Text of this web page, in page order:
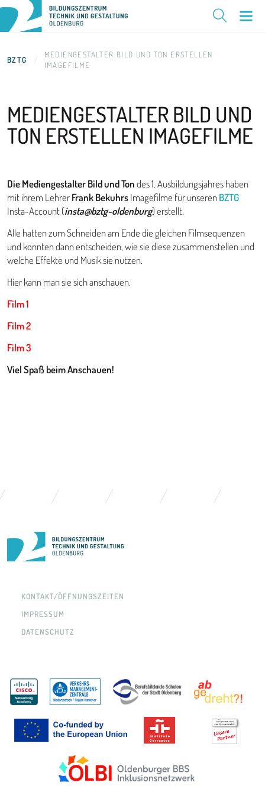
BZTG
MEDIENGESTALTER BILD UND TON ERSTELLEN
IMAGEFILME
MEDIENGESTALTER BILD UND
TON ERSTELLEN IMAGEFILME
Die Mediengestalter Bild und Tondes 1. Ausbildungsjahres haben
mit ihrem LehrerFrank BekuhrsImagefilme für unserenBZTG
Insta-Account (insta@bztg-oldenburg) erstellt.
Alle hatten zum Schneiden am Ende die gleichen Filmsequenzen
und konnten dann entscheiden, wie sie diese zusammenstellen und
welche Effekte und Musik sie nutzen.
Hier kann man sie sich anschauen.
Film 1
Film 2
Film 3
Viel Spaß beim Anschauen!
KONTAKT/ÖFFNUNGSZEITEN
IMPRESSUM
DATENSCHUTZ